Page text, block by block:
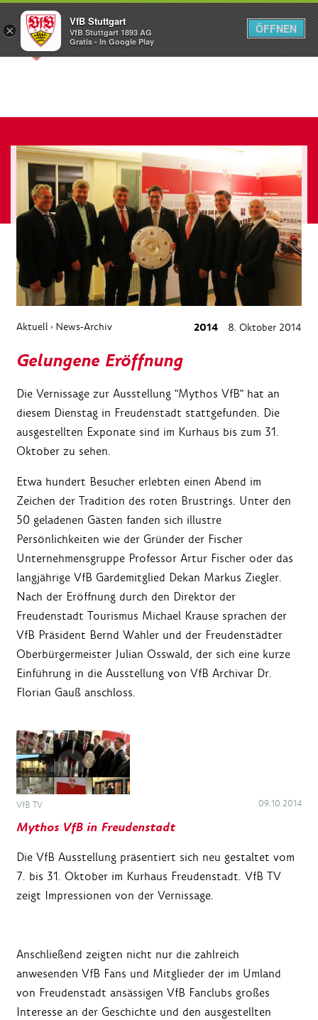
Menü
Aktuell › News-Archiv 2014 8. Oktober 2014
Gelungene Eröffnung
Die Vernissage zur Ausstellung "Mythos VfB" hat an
diesem Dienstag in Freudenstadt stattgefunden. Die
ausgestellten Exponate sind im Kurhaus bis zum 31.
Oktober zu sehen.
Etwa hundert Besucher erlebten einen Abend im
Zeichen der Tradition des roten Brustrings. Unter den
50 geladenen Gästen fanden sich illustre
Persönlichkeiten wie der Gründer der Fischer
Unternehmensgruppe Professor Artur Fischer oder das
langjährige VfB Gardemitglied Dekan Markus Ziegler.
Nach der Eröffnung durch den Direktor der
Freudenstadt Tourismus Michael Krause sprachen der
VfB Präsident Bernd Wahler und der Freudenstädter
Oberbürgermeister Julian Osswald, der sich eine kurze
Einführung in die Ausstellung von VfB Archivar Dr.
Florian Gauß anschloss.
VfB TV 09.10.2014
Mythos VfB in Freudenstadt
Die VfB Ausstellung präsentiert sich neu gestaltet vom
7. bis 31. Oktober im Kurhaus Freudenstadt. VfB TV
zeigt Impressionen von der Vernissage.
Anschließend zeigten nicht nur die zahlreich
anwesenden VfB Fans und Mitglieder der im Umland
von Freudenstadt ansässigen VfB Fanclubs großes
Interesse an der Geschichte und den ausgestellten
×
VfB Stuttgart
VfB Stuttgart 1893 AG
Gratis - In Google Play
ÖFFNEN